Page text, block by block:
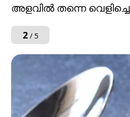
അളവില്‍ തന്നെ
2/ 5